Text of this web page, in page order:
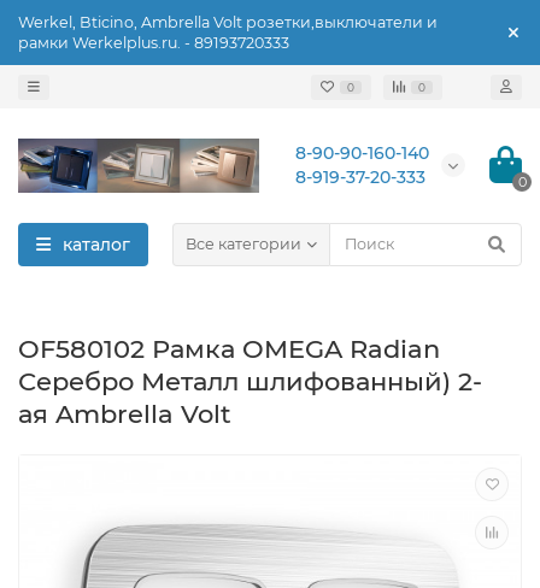
Werkel, Bticino, Ambrella Volt розетки,выключатели и
рамки Werkelplus.ru. - 89193720333
0 0
8-90-90-160-140
8-919-37-20-333
0
каталог Все категории
OF580102 Рамка OMEGA Radian
Серебро Металл шлифованный) 2-
ая Ambrella Volt